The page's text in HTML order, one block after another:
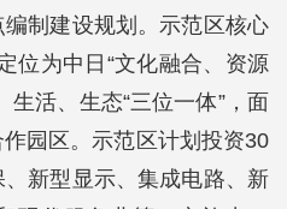
制建设规划。示范区核心
位为中日“文化融合、资源
生活、生态“三位一体”，面
园区。示范区计划投资30
新型显示、集成电路、新